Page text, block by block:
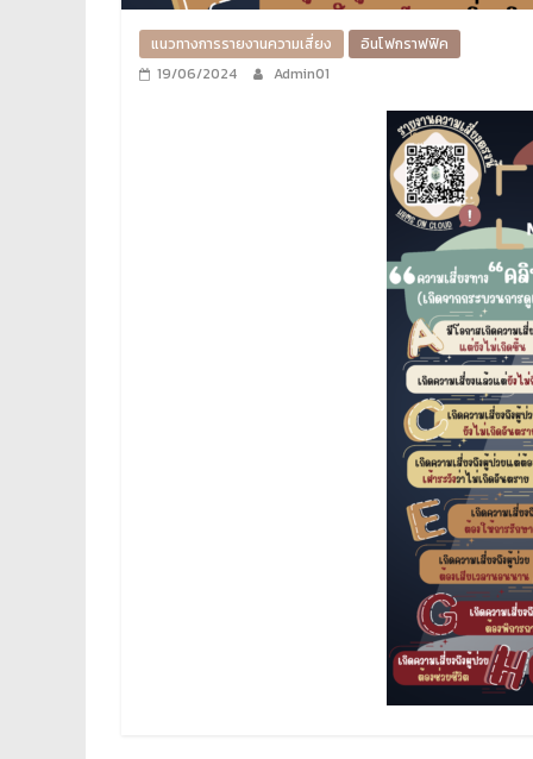
แนวทางการรายงานความเสี่ยง
อินโฟกราฟฟิค
19/06/2024
Admin01